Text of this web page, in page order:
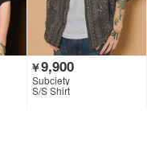
￥9,900
Subciety
S/S Shirt